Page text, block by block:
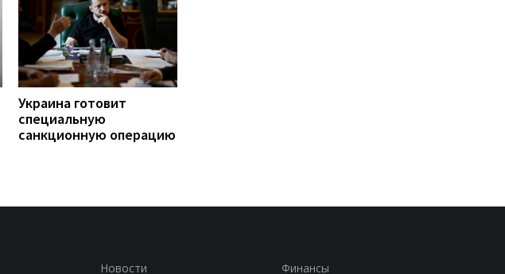
Украина готовит
специальную
санкционную операцию
Новости Финансы